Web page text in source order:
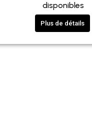
disponibles
Plus de détails